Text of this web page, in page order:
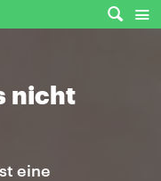
nicht
eine